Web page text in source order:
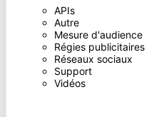
APIs
Autre
Mesure d'audience
Régies publicitaires
Réseaux sociaux
Support
Vidéos
destinataires suivants: . Vous
d’effacement, de portabilité,
votre consentement à tout
réclamation auprès d’une
sort de vos données post-
voie postale à l'adresse ou par
justificatif d'identité pourra vous
données pendant la période
de prescription légale aux fins
contentieux. Consultez le site